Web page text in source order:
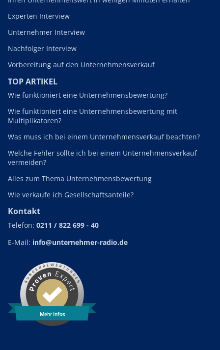
Experten Interview
Unternehmer Interview
Nachfolger Interview
Vorbereitung auf den Unternehmensverkauf
TOP ARTIKEL
Wie funktioniert eine Unternehmensbewertung?
Wie funktioniert eine Unternehmensbewertung mit
Multiplikatoren?
Was muss ich bei einem Unternehmensverkauf beachten?
Welche Fehler sollte ich bei einem Unternehmensverkauf
vermeiden?
Alles zum Thema Unternehmensbewertung
Wie verkaufe ich Gesellschaftsanteile?
Kontakt
Telefon: 0211 / 822 699 - 40
E-Mail: info@unternehmer-radio.de
Mehr Infos